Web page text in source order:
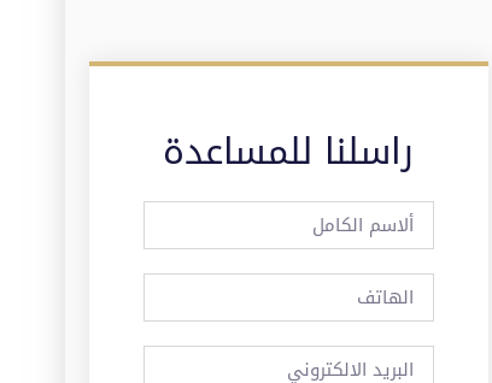
راسلنا للمساعدة